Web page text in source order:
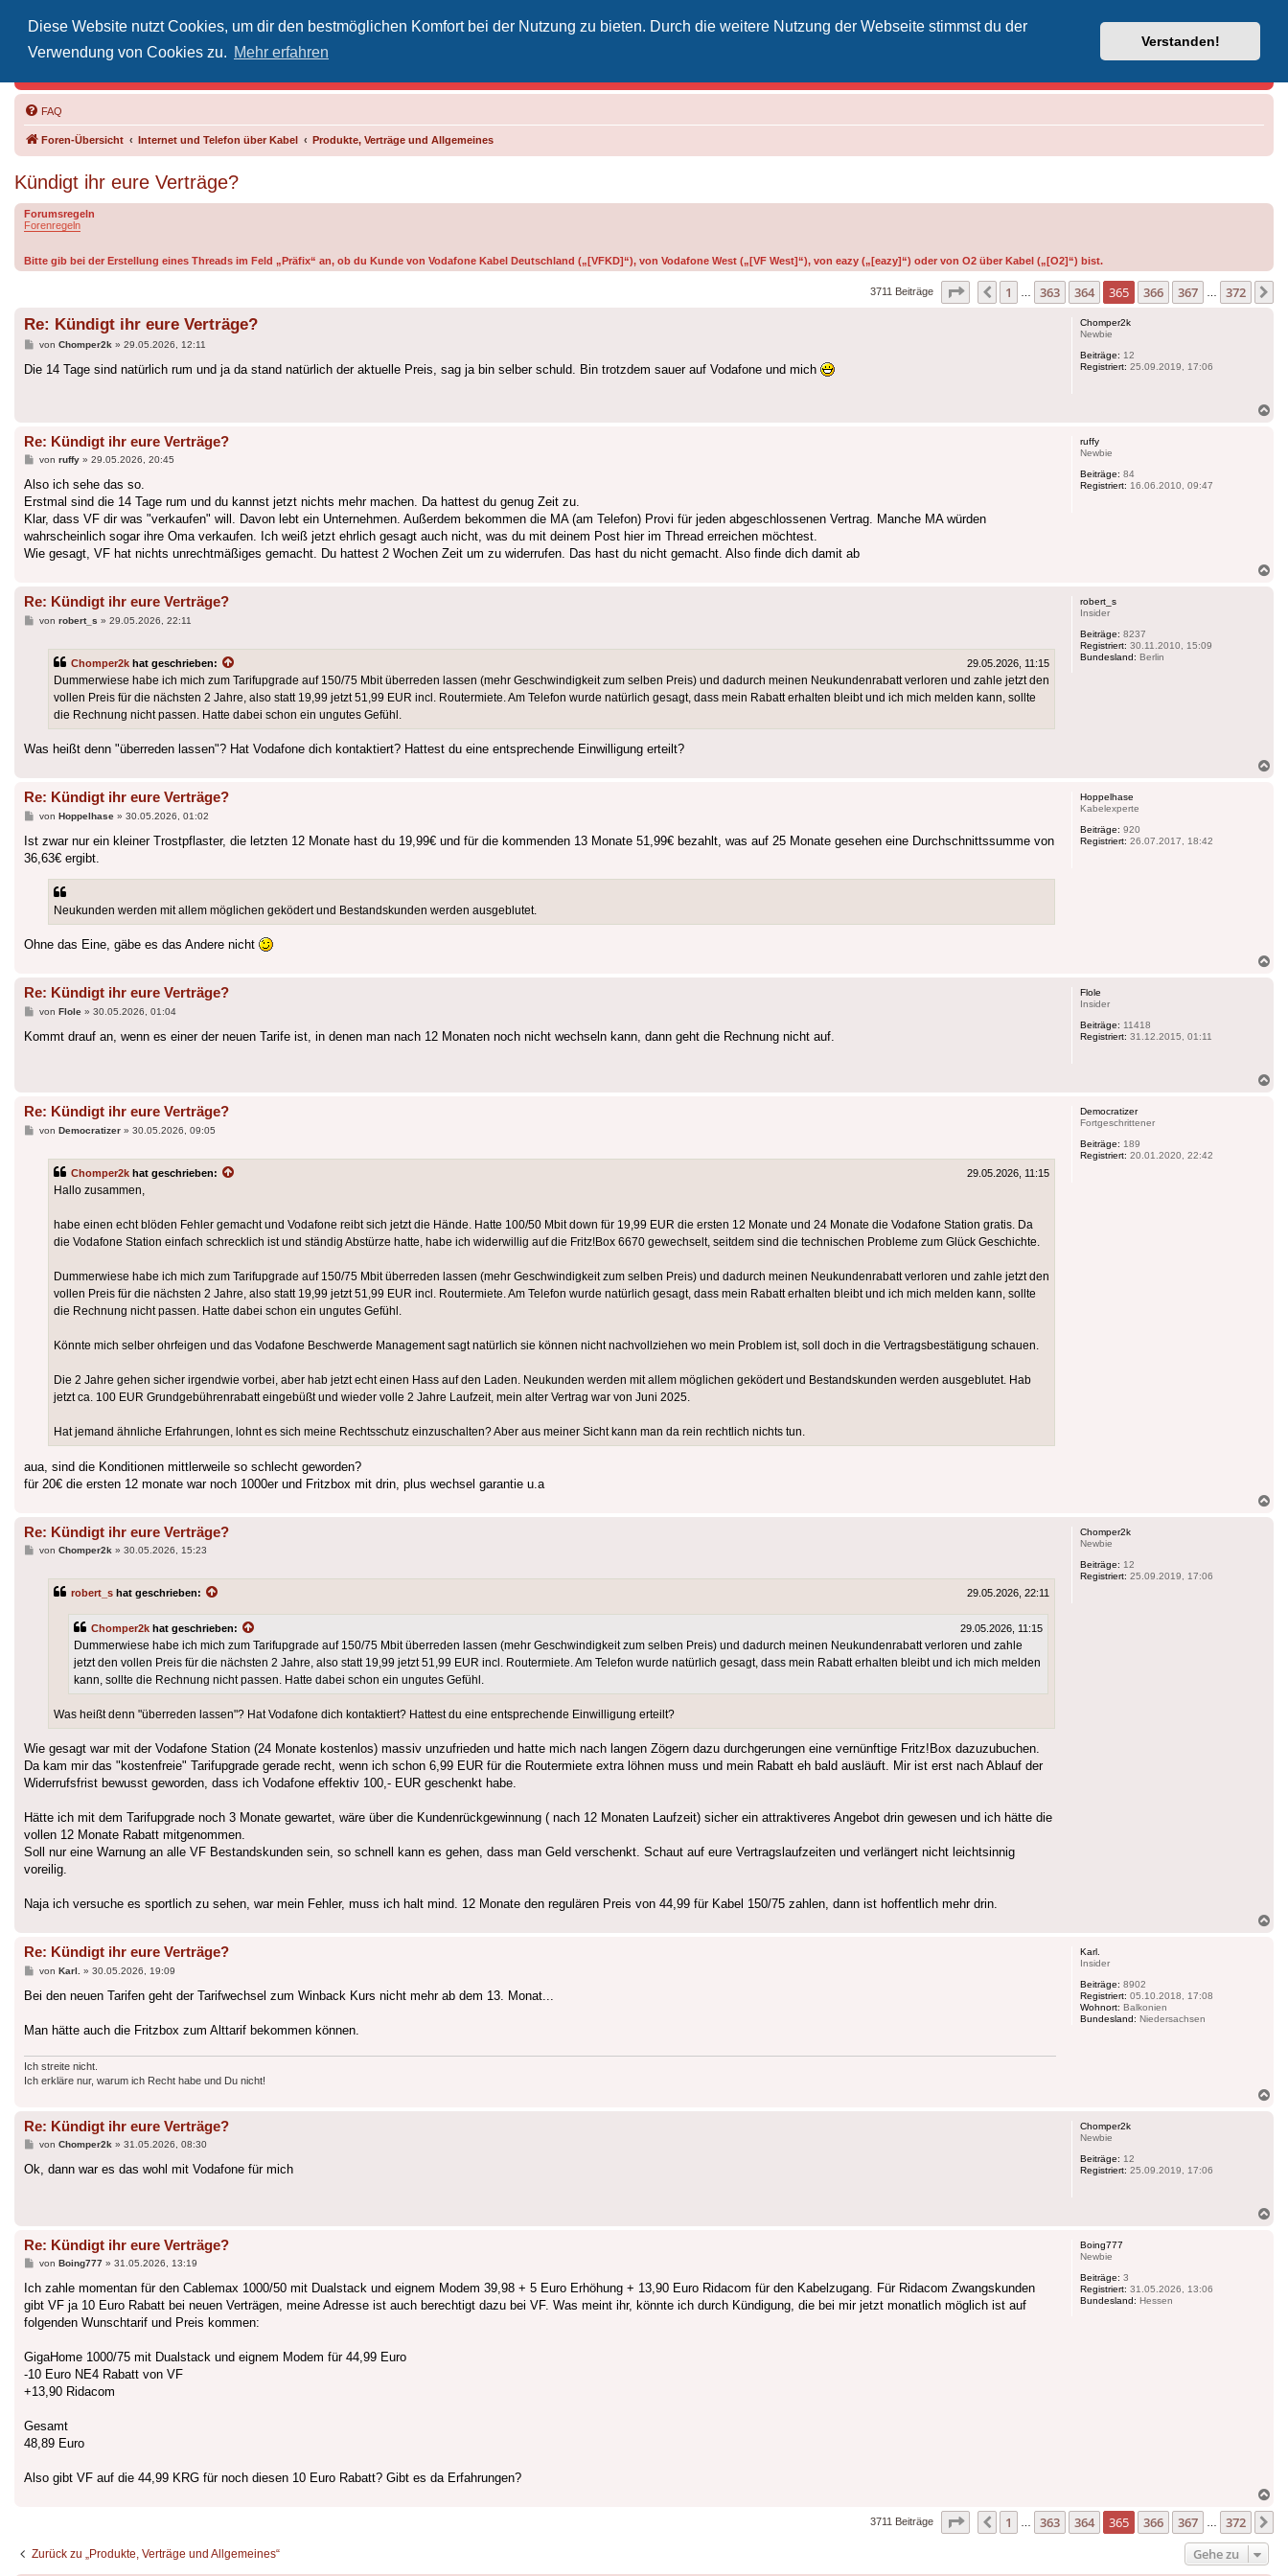
Diese Website nutzt Cookies, um dir den bestmöglichen Komfort bei der Nutzung zu bieten. Durch die weitere Nutzung der Webseite stimmst du der
Verwendung von Cookies zu. Mehr erfahren
Verstanden!
Vodafone-Kabel-Helpdesk
FAQ
Foren-Übersicht Internet und Telefon über Kabel Produkte, Verträge und Allgemeines
Kündigt ihr eure Verträge?
Forumsregeln
Forenregeln
Bitte gib bei der Erstellung eines Threads im Feld „Präfix“ an, ob du Kunde von Vodafone Kabel Deutschland („[VFKD]“), von Vodafone West („[VF West]“), von eazy („[eazy]“) oder von O2 über Kabel („[O2]“) bist.
3711 Beiträge Seite 365 von372
Vorherige
1 363 364 365 366 367 372
Chomper2k
Newbie
Beiträge: 12
Registriert: 25.09.2019, 17:06
Re: Kündigt ihr eure Verträge?
Beitrag
von Chomper2k » 29.05.2026, 12:11
Die 14 Tage sind natürlich rum und ja da stand natürlich der aktuelle Preis, sag ja bin selber schuld. Bin trotzdem sauer auf Vodafone und mich
ruffy
Newbie
Beiträge: 84
Registriert: 16.06.2010, 09:47
Re: Kündigt ihr eure Verträge?
Beitrag
von ruffy» 29.05.2026, 20:45
Also ich sehe das so.
Erstmal sind die 14 Tage rum und du kannst jetzt nichts mehr machen. Da hattest du genug Zeit zu.
Klar, dass VF dir was "verkaufen" will. Davon lebt ein Unternehmen. Außerdem bekommen die MA (am Telefon) Provi für jeden abgeschlossenen Vertrag. Manche MA würden
wahrscheinlich sogar ihre Oma verkaufen. Ich weiß jetzt ehrlich gesagt auch nicht, was du mit deinem Post hier im Thread erreichen möchtest.
Wie gesagt, VF hat nichts unrechtmäßiges gemacht. Du hattest 2 Wochen Zeit um zu widerrufen. Das hast du nicht gemacht. Also finde dich damit ab
robert_s
Insider
Beiträge: 8237
Registriert: 30.11.2010, 15:09
Bundesland: Berlin
Re: Kündigt ihr eure Verträge?
Beitrag
von robert_s » 29.05.2026, 22:11
Chomper2k hat geschrieben: 29.05.2026, 11:15
Dummerwiese habe ich mich zum Tarifupgrade auf 150/75 Mbit überreden lassen (mehr Geschwindigkeit zum selben Preis) und dadurch meinen Neukundenrabatt verloren und zahle jetzt den
vollen Preis für die nächsten 2 Jahre, also statt 19,99 jetzt 51,99 EUR incl. Routermiete. Am Telefon wurde natürlich gesagt, dass mein Rabatt erhalten bleibt und ich mich melden kann, sollte
die Rechnung nicht passen. Hatte dabei schon ein ungutes Gefühl.
Was heißt denn "überreden lassen"? Hat Vodafone dich kontaktiert? Hattest du eine entsprechende Einwilligung erteilt?
Hoppelhase
Kabelexperte
Beiträge: 920
Registriert: 26.07.2017, 18:42
Re: Kündigt ihr eure Verträge?
Beitrag
von Hoppelhase» 30.05.2026, 01:02
Ist zwar nur ein kleiner Trostpflaster, die letzten 12 Monate hast du 19,99€ und für die kommenden 13 Monate 51,99€ bezahlt, was auf 25 Monate gesehen eine Durchschnittssumme von
36,63€ ergibt.
Neukunden werden mit allem möglichen geködert und Bestandskunden werden ausgeblutet.
Ohne das Eine, gäbe es das Andere nicht
Flole
Insider
Beiträge: 11418
Registriert: 31.12.2015, 01:11
Re: Kündigt ihr eure Verträge?
Beitrag
von Flole» 30.05.2026, 01:04
Kommt drauf an, wenn es einer der neuen Tarife ist, in denen man nach 12 Monaten noch nicht wechseln kann, dann geht die Rechnung nicht auf.
Democratizer
Fortgeschrittener
Beiträge: 189
Registriert: 20.01.2020, 22:42
Re: Kündigt ihr eure Verträge?
Beitrag
von Democratizer» 30.05.2026, 09:05
Chomper2k hat geschrieben: 29.05.2026, 11:15
Hallo zusammen,
habe einen echt blöden Fehler gemacht und Vodafone reibt sich jetzt die Hände. Hatte 100/50 Mbit down für 19,99 EUR die ersten 12 Monate und 24 Monate die Vodafone Station gratis. Da
die Vodafone Station einfach schrecklich ist und ständig Abstürze hatte, habe ich widerwillig auf die Fritz!Box 6670 gewechselt, seitdem sind die technischen Probleme zum Glück Geschichte.
Dummerwiese habe ich mich zum Tarifupgrade auf 150/75 Mbit überreden lassen (mehr Geschwindigkeit zum selben Preis) und dadurch meinen Neukundenrabatt verloren und zahle jetzt den
vollen Preis für die nächsten 2 Jahre, also statt 19,99 jetzt 51,99 EUR incl. Routermiete. Am Telefon wurde natürlich gesagt, dass mein Rabatt erhalten bleibt und ich mich melden kann, sollte
die Rechnung nicht passen. Hatte dabei schon ein ungutes Gefühl.
Könnte mich selber ohrfeigen und das Vodafone Beschwerde Management sagt natürlich sie können nicht nachvollziehen wo mein Problem ist, soll doch in die Vertragsbestätigung schauen.
Die 2 Jahre gehen sicher irgendwie vorbei, aber hab jetzt echt einen Hass auf den Laden. Neukunden werden mit allem möglichen geködert und Bestandskunden werden ausgeblutet. Hab
jetzt ca. 100 EUR Grundgebührenrabatt eingebüßt und wieder volle 2 Jahre Laufzeit, mein alter Vertrag war von Juni 2025.
Hat jemand ähnliche Erfahrungen, lohnt es sich meine Rechtsschutz einzuschalten? Aber aus meiner Sicht kann man da rein rechtlich nichts tun.
aua, sind die Konditionen mittlerweile so schlecht geworden?
für 20€ die ersten 12 monate war noch 1000er und Fritzbox mit drin, plus wechsel garantie u.a
Chomper2k
Newbie
Beiträge: 12
Registriert: 25.09.2019, 17:06
Re: Kündigt ihr eure Verträge?
Beitrag
von Chomper2k » 30.05.2026, 15:23
robert_s hat geschrieben: 29.05.2026, 22:11
Chomper2k hat geschrieben: 29.05.2026, 11:15
Dummerwiese habe ich mich zum Tarifupgrade auf 150/75 Mbit überreden lassen (mehr Geschwindigkeit zum selben Preis) und dadurch meinen Neukundenrabatt verloren und zahle
jetzt den vollen Preis für die nächsten 2 Jahre, also statt 19,99 jetzt 51,99 EUR incl. Routermiete. Am Telefon wurde natürlich gesagt, dass mein Rabatt erhalten bleibt und ich mich melden
kann, sollte die Rechnung nicht passen. Hatte dabei schon ein ungutes Gefühl.
Was heißt denn "überreden lassen"? Hat Vodafone dich kontaktiert? Hattest du eine entsprechende Einwilligung erteilt?
Wie gesagt war mit der Vodafone Station (24 Monate kostenlos) massiv unzufrieden und hatte mich nach langen Zögern dazu durchgerungen eine vernünftige Fritz!Box dazuzubuchen.
Da kam mir das "kostenfreie" Tarifupgrade gerade recht, wenn ich schon 6,99 EUR für die Routermiete extra löhnen muss und mein Rabatt eh bald ausläuft. Mir ist erst nach Ablauf der
Widerrufsfrist bewusst geworden, dass ich Vodafone effektiv 100,- EUR geschenkt habe.
Hätte ich mit dem Tarifupgrade noch 3 Monate gewartet, wäre über die Kundenrückgewinnung ( nach 12 Monaten Laufzeit) sicher ein attraktiveres Angebot drin gewesen und ich hätte die
vollen 12 Monate Rabatt mitgenommen.
Soll nur eine Warnung an alle VF Bestandskunden sein, so schnell kann es gehen, dass man Geld verschenkt. Schaut auf eure Vertragslaufzeiten und verlängert nicht leichtsinnig
voreilig.
Naja ich versuche es sportlich zu sehen, war mein Fehler, muss ich halt mind. 12 Monate den regulären Preis von 44,99 für Kabel 150/75 zahlen, dann ist hoffentlich mehr drin.
Karl.
Insider
Beiträge: 8902
Registriert: 05.10.2018, 17:08
Wohnort: Balkonien
Bundesland: Niedersachsen
Re: Kündigt ihr eure Verträge?
Beitrag
von Karl. » 30.05.2026, 19:09
Bei den neuen Tarifen geht der Tarifwechsel zum Winback Kurs nicht mehr ab dem 13. Monat...
Man hätte auch die Fritzbox zum Alttarif bekommen können.
Ich streite nicht.
Ich erkläre nur, warum ich Recht habe und Du nicht!
Chomper2k
Newbie
Beiträge: 12
Registriert: 25.09.2019, 17:06
Re: Kündigt ihr eure Verträge?
Beitrag
von Chomper2k » 31.05.2026, 08:30
Ok, dann war es das wohl mit Vodafone für mich
Boing777
Newbie
Beiträge: 3
Registriert: 31.05.2026, 13:06
Bundesland: Hessen
Re: Kündigt ihr eure Verträge?
Beitrag
von Boing777» 31.05.2026, 13:19
Ich zahle momentan für den Cablemax 1000/50 mit Dualstack und eignem Modem 39,98 + 5 Euro Erhöhung + 13,90 Euro Ridacom für den Kabelzugang. Für Ridacom Zwangskunden
gibt VF ja 10 Euro Rabatt bei neuen Verträgen, meine Adresse ist auch berechtigt dazu bei VF. Was meint ihr, könnte ich durch Kündigung, die bei mir jetzt monatlich möglich ist auf
folgenden Wunschtarif und Preis kommen:
GigaHome 1000/75 mit Dualstack und eignem Modem für 44,99 Euro
-10 Euro NE4 Rabatt von VF
+13,90 Ridacom
Gesamt
48,89 Euro
Also gibt VF auf die 44,99 KRG für noch diesen 10 Euro Rabatt? Gibt es da Erfahrungen?
3711 Beiträge Seite 365 von372
Vorherige
1 363 364 365 366 367 372
Zurück zu „Produkte, Verträge und Allgemeines“ Gehe zu